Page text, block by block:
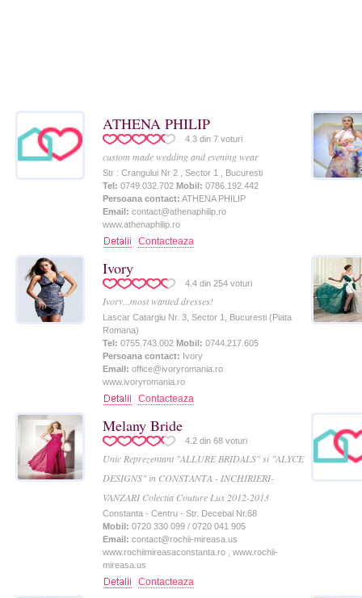
ATHENA PHILIP
4.3din 7voturi
custom made wedding and evening wear
Str : Crangului Nr 2 , Sector 1 , Bucuresti
Tel: 0749.032.702 Mobil: 0786.192.442
Persoana contact: ATHENA PHILIP
Email: contact@athenaphilip.ro
www.athenaphilip.ro
Contacteaza
Ivory
4.4din 254voturi
Ivory...most wanted dresses!
Lascar Catargiu Nr. 3, Sector 1, Bucuresti (Piata
Romana)
Tel: 0755.743.002 Mobil: 0744.217.605
Persoana contact: Ivory
Email: office@ivoryromania.ro
www.ivoryromania.ro
Contacteaza
Melany Bride
4.2din 68voturi
Unic Reprezentant "ALLURE BRIDALS" si "ALYCE
DESIGNS" in CONSTANTA - INCHIRIERI-
VANZARI Colectia Couture Lux 2012-2013
Constanta - Centru - Str. Decebal Nr.68
Mobil: 0720 330 099 / 0720 041 905
Email: contact@rochii-mireasa.us
www.rochiimireasaconstanta.ro
www.rochii-
mireasa.us
Contacteaza